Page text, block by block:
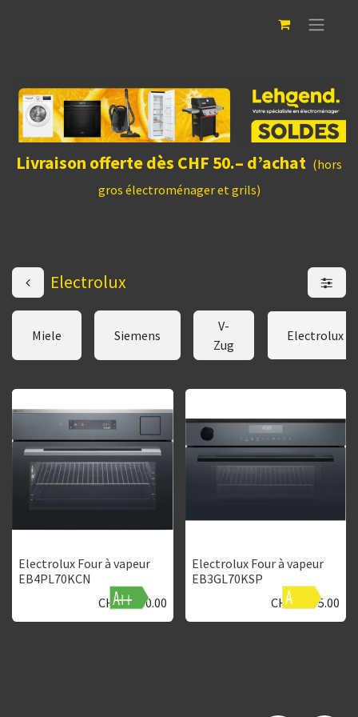
Livraison offerte dès CHF 50.– d’achat (hors
gros électroménager et grils)
Electrolux
Miele Siemens
V-
Zug
Electrolux
Electrolux Four à vapeur
EB4PL70KCN
CHF2'460.00
Electrolux Four à vapeur
EB3GL70KSP
CHF
2'075.00